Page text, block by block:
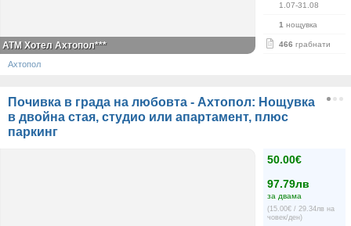
1.07-31.08
1 нощувка
466 грабнати
ATM Хотел Ахтопол***
Ахтопол
Почивка в града на любовта - Ахтопол: Нощувка
в двойна стая, студио или апартамент, плюс
паркинг
50.00€
97.79лв
за двама
(15.00€ / 29.34лв на
човек/ден)